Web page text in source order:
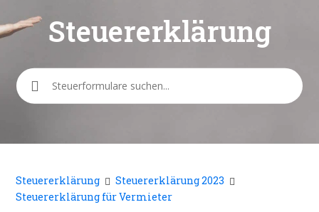
Steuererklärung
Suche
Steuererklärung
Steuererklärung 2023
Steuererklärung für Vermieter